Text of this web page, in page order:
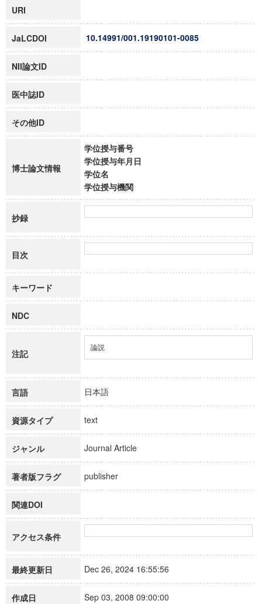
URI
JaLCDOI 10.14991/001.19190101-0085
NII論文ID
医中誌ID
その他ID
博士論文情報
学位授与番号
学位授与年月日
学位名
学位授与機関
抄録
目次
キーワード
NDC
注記
論説
言語 日本語
資源タイプ text
ジャンル Journal Article
著者版フラグ publisher
関連DOI
アクセス条件
最終更新日 Dec 26, 2024 16:55:56
作成日 Sep 03, 2008 09:00:00